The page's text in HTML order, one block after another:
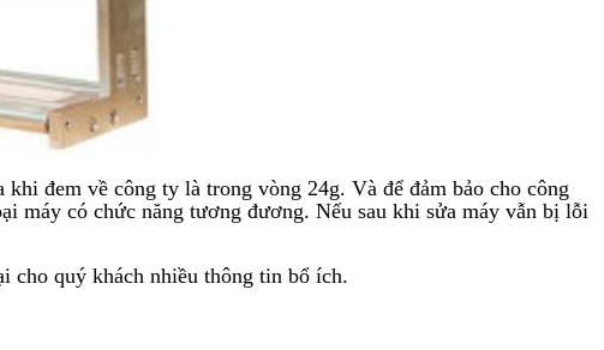
đem về công ty là trong vòng 24g. Và để đảm bảo cho công
máy có chức năng tương đương. Nếu sau khi sửa máy vẫn bị lỗi
cho quý khách nhiều thông tin bổ ích.